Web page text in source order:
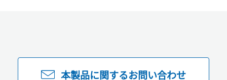
本製品に関するお問い合わせ